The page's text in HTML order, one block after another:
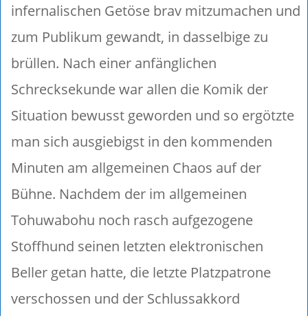
infernalischen Getöse brav mitzumachen und
zum Publikum gewandt, in dasselbige zu
brüllen. Nach einer anfänglichen
Schrecksekunde war allen die Komik der
Situation bewusst geworden und so ergötzte
man sich ausgiebigst in den kommenden
Minuten am allgemeinen Chaos auf der
Bühne. Nachdem der im allgemeinen
Tohuwabohu noch rasch aufgezogene
Stoffhund seinen letzten elektronischen
Beller getan hatte, die letzte Platzpatrone
verschossen und der Schlussakkord